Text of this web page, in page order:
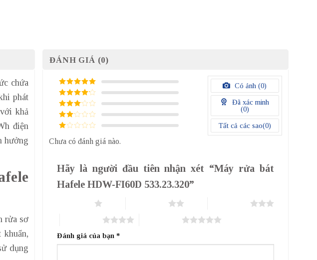
chứa
phát
khả
điện
hưởng
rửa sơ
khuẩn,
dụng
ĐÁNH GIÁ (0)
5/ 5 điểm
4/ 5
điểm
3/ 5
điểm
2/
điểm
/
Có ảnh (0)
Đã xác minh
(0)
Tất cả các sao(0)
Chưa có đánh giá nào.
Hãy là người đầu tiên nhận xét “Máy rửa bát
Hafele HDW-FI60D 533.23.320”
Đánh giá của bạn*